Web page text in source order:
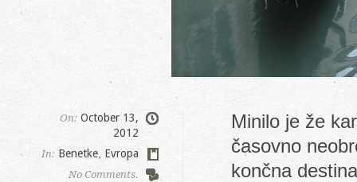
On: October 13,
2012
In: Benetke Evropa
No Comments.
Minilo je že
časovno
končna